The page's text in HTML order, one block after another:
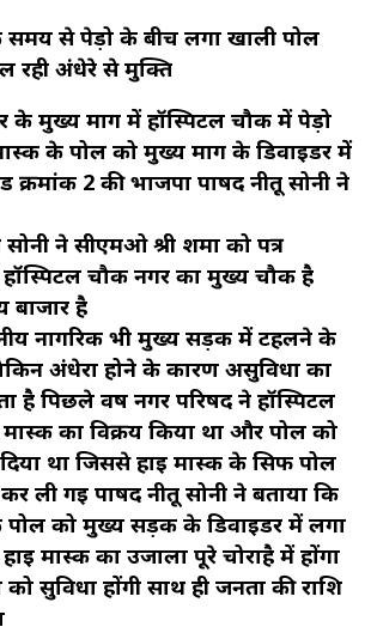
से पेड़ो के बीच लगा खाली पोल
रही अंधेरे से मुक्ति
के मुख्य मार्ग में हॉस्पिटल चौक में पेड़ो
के पोल को मुख्य मार्ग के डिवाइडर में
क्रमांक 2 की भाजपा पार्षद नीतू सोनी ने
सोनी ने सीएमओ श्री शर्मा को पत्र
चौक नगर का मुख्य चौक है
बाजार है
नागरिक भी मुख्य सड़क में टहलने के
अंधेरा होने के कारण असुविधा का
है पिछले वर्ष नगर परिषद ने हॉस्पिटल
का विक्रय किया था और पोल को
था जिससे हाई मास्क के सिर्फ पोल
ली गई पार्षद नीतू सोनी ने बताया कि
पोल को मुख्य सड़क के डिवाइडर में लगा
मास्क का उजाला पूरे चोराहै में होंगा
सुविधा होंगी साथ ही जनता की राशि